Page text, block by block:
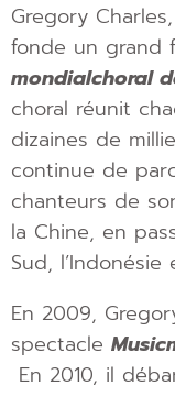
Gregory
fonde un grand
mondialchoral
choral réunit
dizaines de
continue de
chanteurs de
la Chine, en
Sud,
En 2009,
spectacle
En 2010, il